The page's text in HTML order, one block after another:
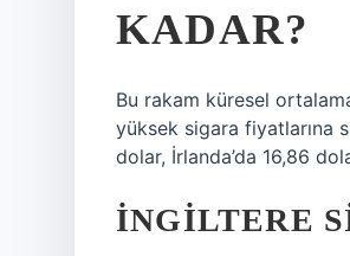
KADAR?
Bu rakam küresel
yüksek sigara fiyatlarına
dolar, İrlanda’da 16,86
İNGILTERE